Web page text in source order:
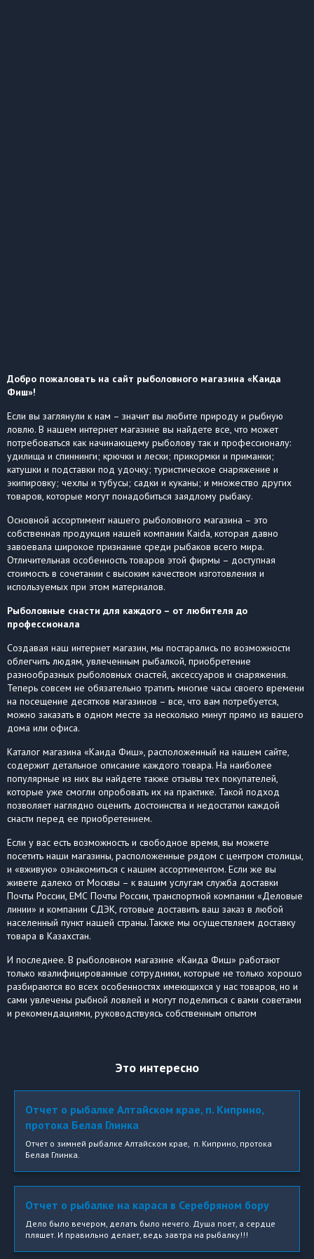
Добро пожаловать на сайт рыболовного магазина «Каида
Фиш»!
Если вы заглянули к нам – значит вы любите природу и рыбную
ловлю. В нашем интернет магазине вы найдете все, что может
потребоваться как начинающему рыболову так и профессионалу:
удилища и спиннинги; крючки и лески; прикормки и приманки;
катушки и подставки под удочку; туристическое снаряжение и
экипировку; чехлы и тубусы; садки и куканы; и множество других
товаров, которые могут понадобиться заядлому рыбаку.
Основной ассортимент нашего рыболовного магазина – это
собственная продукция нашей компании Kaida, которая давно
завоевала широкое признание среди рыбаков всего мира.
Отличительная особенность товаров этой фирмы – доступная
стоимость в сочетании с высоким качеством изготовления и
используемых при этом материалов.
Рыболовные снасти для каждого – от любителя до
профессионала
Создавая наш интернет магазин, мы постарались по возможности
облегчить людям, увлеченным рыбалкой, приобретение
разнообразных рыболовных снастей, аксессуаров и снаряжения.
Теперь совсем не обязательно тратить многие часы своего времени
на посещение десятков магазинов – все, что вам потребуется,
можно заказать в одном месте за несколько минут прямо из вашего
дома или офиса.
Каталог магазина «Каида Фиш», расположенный на нашем сайте,
содержит детальное описание каждого товара. На наиболее
популярные из них вы найдете также отзывы тех покупателей,
которые уже смогли опробовать их на практике. Такой подход
позволяет наглядно оценить достоинства и недостатки каждой
снасти перед ее приобретением.
Если у вас есть возможность и свободное время, вы можете
посетить наши магазины, расположенные рядом с центром столицы,
и «вживую» ознакомиться с нашим ассортиментом. Если же вы
живете далеко от Москвы – к вашим услугам служба доставки
Почты России, ЕМС Почты России, транспортной компании «Деловые
линии» и компании СДЭК, готовые доставить ваш заказ в любой
населенный пункт нашей страны.Также мы осуществляем доставку
товара в Казахстан.
И последнее. В рыболовном магазине «Каида Фиш» работают
только квалифицированные сотрудники, которые не только хорошо
разбираются во всех особенностях имеющихся у нас товаров, но и
сами увлечены рыбной ловлей и могут поделиться с вами советами
и рекомендациями, руководствуясь собственным опытом
Это интересно
Отчет о рыбалке Алтайском крае, п. Киприно,
протока Белая Глинка
Отчет о зимней рыбалке Алтайском крае, п. Киприно, протока
Белая Глинка.
Отчет о рыбалке на карася в Серебряном бору
Дело было вечером, делать было нечего. Душа поет, а сердце
пляшет. И правильно делает, ведь завтра на рыбалку!!!